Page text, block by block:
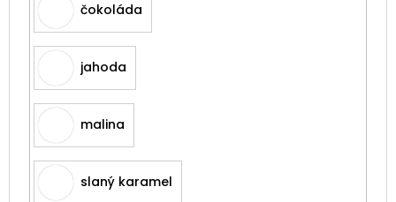
čokoláda
jahoda
malina
slaný karamel